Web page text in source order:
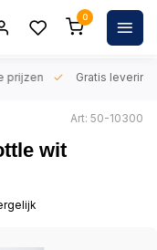
0
prijzen Gratis levering
Art: 50-10300
wit